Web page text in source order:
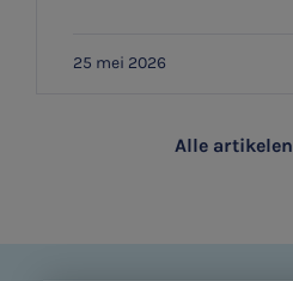
25 mei 2026
Alle artikelen